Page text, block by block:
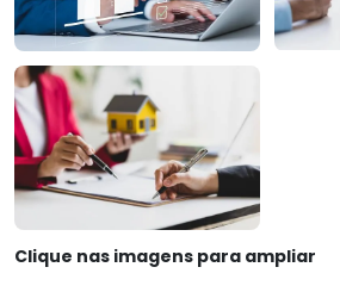
Clique nas imagens para ampliar